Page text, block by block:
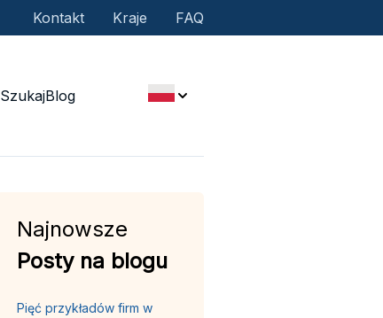
Kontakt Kraje FAQ
SzukajBlog
Najnowsze
Posty na blogu
Pięć przykładów firm w